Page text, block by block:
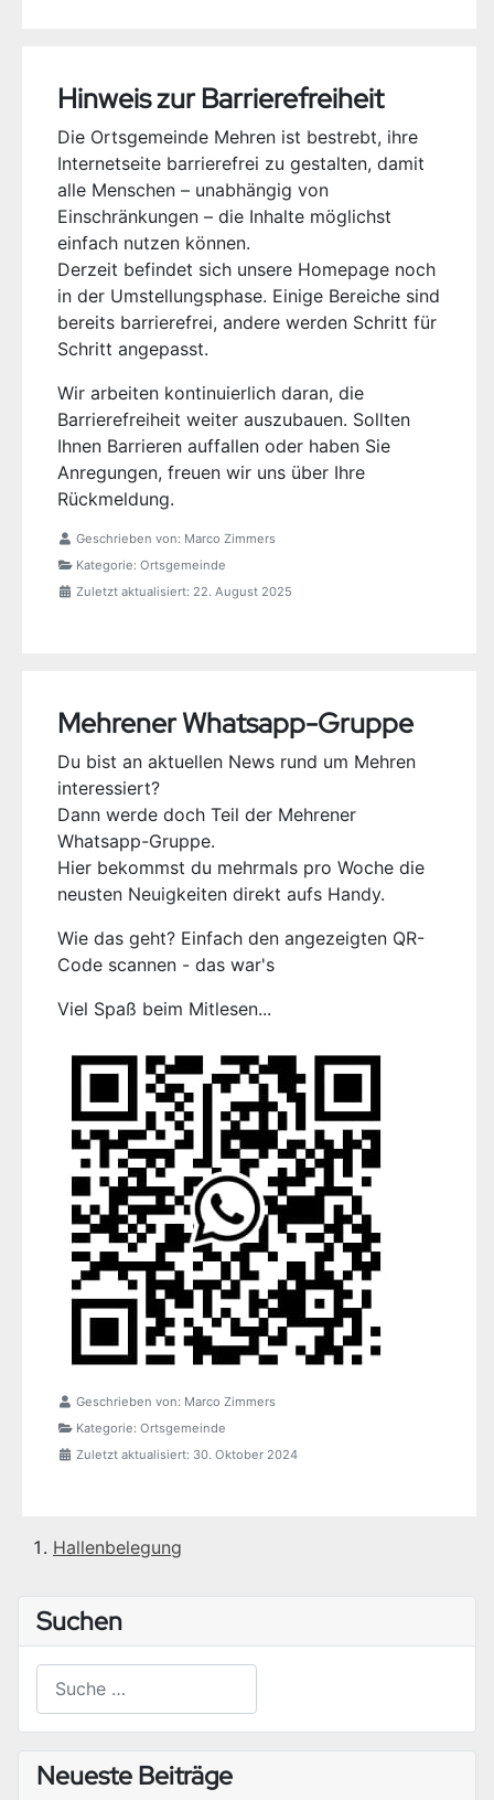
Hinweis zur Barrierefreiheit
Die Ortsgemeinde Mehren ist bestrebt, ihre
Internetseite barrierefrei zu gestalten, damit
alle Menschen – unabhängig von
Einschränkungen – die Inhalte möglichst
einfach nutzen können.
Derzeit befindet sich unsere Homepage noch
in der Umstellungsphase. Einige Bereiche sind
bereits barrierefrei, andere werden Schritt für
Schritt angepasst.
Wir arbeiten kontinuierlich daran, die
Barrierefreiheit weiter auszubauen. Sollten
Ihnen Barrieren auffallen oder haben Sie
Anregungen, freuen wir uns über Ihre
Rückmeldung.
Geschrieben von: Marco Zimmers
Kategorie: Ortsgemeinde
Zuletzt aktualisiert: 22. August 2025
Mehrener Whatsapp-Gruppe
Du bist an aktuellen News rund um Mehren
interessiert?
Dann werde doch Teil der Mehrener
Whatsapp-Gruppe.
Hier bekommst du mehrmals pro Woche die
neusten Neuigkeiten direkt aufs Handy.
Wie das geht? Einfach den angezeigten QR-
Code scannen - das war's
Viel Spaß beim Mitlesen...
Geschrieben von: Marco Zimmers
Kategorie: Ortsgemeinde
Zuletzt aktualisiert: 30. Oktober 2024
Hallenbelegung
Suchen
Neueste Beiträge